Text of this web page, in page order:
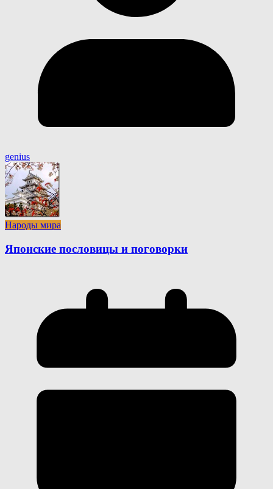
genius
Народы мира
Японские пословицы и поговорки